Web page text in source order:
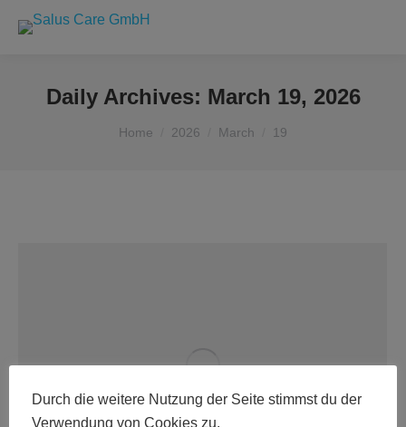
Daily Archives: March 19, 2026
Home 2026 March 19
Durch die weitere Nutzung der Seite stimmst du der
Verwendung von Cookies zu.